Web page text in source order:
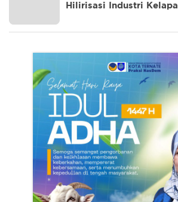
Hilirisasi Industri Kelapa